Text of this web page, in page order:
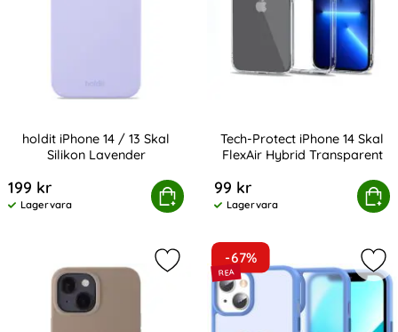
holdit iPhone 14 / 13 Skal
Silikon Lavender
199 kr
Tillgänglighet:
Lagervara
Köp
holdit iPhone 14 / 13 Skal Silikon Lavender
Tech-Protect iPhone 14 Skal
FlexAir Hybrid Transparent
99 kr
Tillgänglighet:
Lagervara
Köp
Tech-Protect iPhone 14 Skal
Markera holdit iPhone 14 / 13
-67%